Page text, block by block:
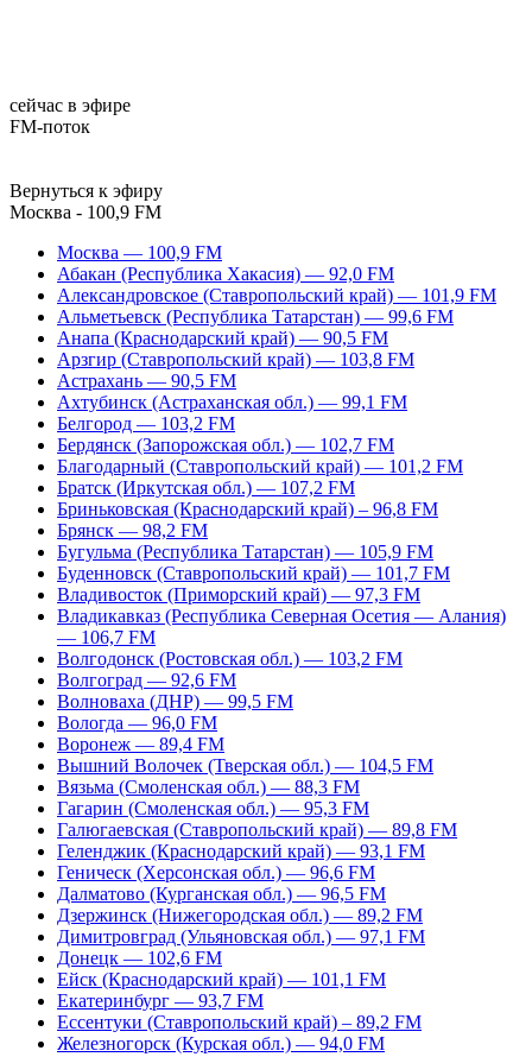
сейчас в эфире
FM-поток
Вернуться к эфиру
Москва - 100,9 FM
Москва — 100,9 FM
Абакан (Республика Хакасия) — 92,0 FM
Александровское (Ставропольский край) — 101,9 FM
Альметьевск (Республика Татарстан) — 99,6 FM
Анапа (Краснодарский край) — 90,5 FM
Арзгир (Ставропольский край) — 103,8 FM
Астрахань — 90,5 FM
Ахтубинск (Астраханская обл.) — 99,1 FM
Белгород — 103,2 FM
Бердянск (Запорожская обл.) — 102,7 FM
Благодарный (Ставропольский край) — 101,2 FM
Братск (Иркутская обл.) — 107,2 FM
Бриньковская (Краснодарский край) – 96,8 FM
Брянск — 98,2 FM
Бугульма (Республика Татарстан) — 105,9 FM
Буденновск (Ставропольский край) — 101,7 FM
Владивосток (Приморский край) — 97,3 FM
Владикавказ (Республика Северная Осетия — Алания)
— 106,7 FM
Волгодонск (Ростовская обл.) — 103,2 FM
Волгоград — 92,6 FM
Волноваха (ДНР) — 99,5 FM
Вологда — 96,0 FM
Воронеж — 89,4 FM
Вышний Волочек (Тверская обл.) — 104,5 FM
Вязьма (Смоленская обл.) — 88,3 FM
Гагарин (Смоленская обл.) — 95,3 FM
Галюгаевская (Ставропольский край) — 89,8 FM
Геленджик (Краснодарский край) — 93,1 FM
Геническ (Херсонская обл.) — 96,6 FM
Далматово (Курганская обл.) — 96,5 FM
Дзержинск (Нижегородская обл.) — 89,2 FM
Димитровград (Ульяновская обл.) — 97,1 FM
Донецк — 102,6 FM
Ейск (Краснодарский край) — 101,1 FM
Екатеринбург — 93,7 FM
Ессентуки (Ставропольский край) – 89,2 FM
Железногорск (Курская обл.) — 94,0 FM